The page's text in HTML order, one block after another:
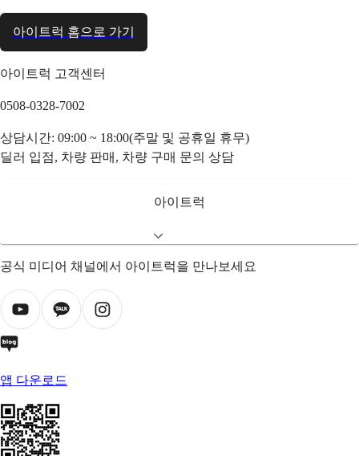
아이트럭 홈으로 가기
아이트럭 고객센터
0508-0328-7002
상담시간: 09:00 ~ 18:00(주말 및 공휴일 휴무)
딜러 입점, 차량 판매, 차량 구매 문의 상담
아이트럭
공식 미디어 채널에서 아이트럭을 만나보세요
앱 다운로드